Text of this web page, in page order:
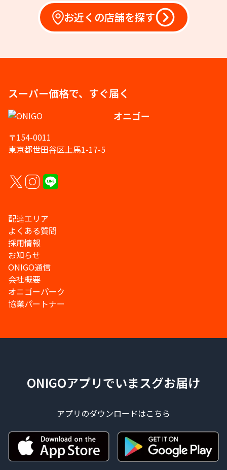
お近くの店舗を探す
スーパー価格で、すぐ届く
オニゴー
〒154-0011
東京都世田谷区上馬1-17-5
配達エリア
よくある質問
採用情報
お知らせ
ONIGO通信
会社概要
オニゴーパーク
協業パートナー
ONIGOアプリでいまスグお届け
アプリのダウンロードはこちら